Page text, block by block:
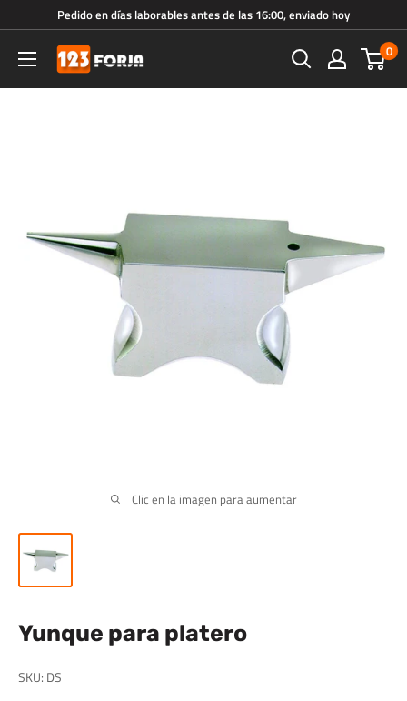
directamente
contenido
Pedido en días laborables antes de las 16:00, enviado hoy
123forja.es 0
Clic en la imagen para aumentar
Yunque para platero
SKU: DS